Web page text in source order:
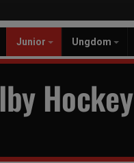
Junior Ungdom
Hockey